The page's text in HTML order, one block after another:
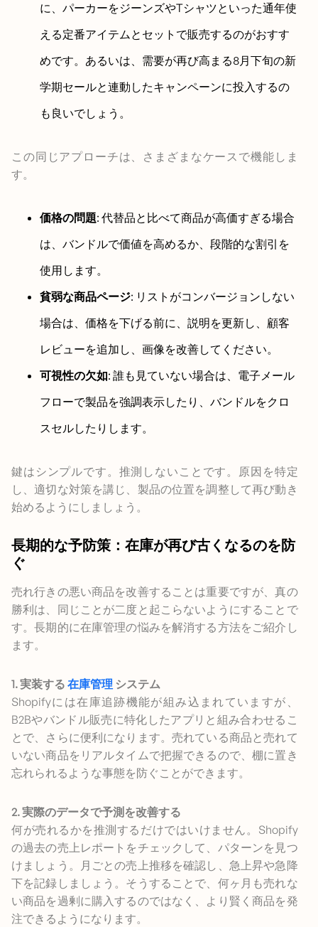
に、パーカーをジーンズやTシャツといった通年使
える定番アイテムとセットで販売するのがおすす
めです。あるいは、需要が再び高まる8月下旬の新
学期セールと連動したキャンペーンに投入するの
も良いでしょう。
この同じアプローチは、さまざまなケースで機能しま
す。
価格の問題: 代替品と比べて商品が高価すぎる場合
は、バンドルで価値を高めるか、段階的な割引を
使用します。
貧弱な商品ページ: リストがコンバージョンしない
場合は、価格を下げる前に、説明を更新し、顧客
レビューを追加し、画像を改善してください。
可視性の欠如: 誰も見ていない場合は、電子メール
フローで製品を強調表示したり、バンドルをクロ
スセルしたりします。
鍵はシンプルです。推測しないことです。原因を特定
し、適切な対策を講じ、製品の位置を調整して再び動き
始めるようにしましょう。
長期的な予防策：在庫が再び古くなるのを防
ぐ
売れ行きの悪い商品を改善することは重要ですが、真の
勝利は、同じことが二度と起こらないようにすることで
す。長期的に在庫管理の悩みを解消する方法をご紹介し
ます。
1. 実装する 在庫管理 システム
Shopifyには在庫追跡機能が組み込まれていますが、
B2Bやバンドル販売に特化したアプリと組み合わせるこ
とで、さらに便利になります。売れている商品と売れて
いない商品をリアルタイムで把握できるので、棚に置き
忘れられるような事態を防ぐことができます。
2. 実際のデータで予測を改善する
何が売れるかを推測するだけではいけません。Shopify
の過去の売上レポートをチェックして、パターンを見つ
けましょう。月ごとの売上推移を確認し、急上昇や急降
下を記録しましょう。そうすることで、何ヶ月も売れな
い商品を過剰に購入するのではなく、より賢く商品を発
注できるようになります。